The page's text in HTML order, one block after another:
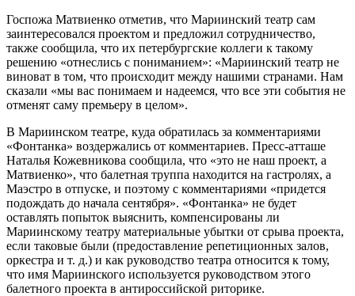
Госпожа Матвиенко отметив, что Мариинский театр сам
заинтересовался проектом и предложил сотрудничество,
также сообщила, что их петербургские коллеги к такому
решению «отнеслись с пониманием»: «Мариинский театр не
виноват в том, что происходит между нашими странами. Нам
сказали «мы вас понимаем и надеемся, что все эти события не
отменят саму премьеру в целом».
В Мариинском театре, куда обратилась за комментариями
«Фонтанка» воздержались от комментариев. Пресс-атташе
Наталья Кожевникова сообщила, что «это не наш проект, а
Матвиенко», что балетная труппа находится на гастролях, а
Маэстро в отпуске, и поэтому с комментариями «придется
подождать до начала сентября». «Фонтанка» не будет
оставлять попыток выяснить, компенсированы ли
Мариинскому театру материальные убытки от срыва проекта,
если таковые были (предоставление репетиционных залов,
оркестра и т. д.) и как руководство театра относится к тому,
что имя Мариинского используется руководством этого
балетного проекта в антироссийской риторике.